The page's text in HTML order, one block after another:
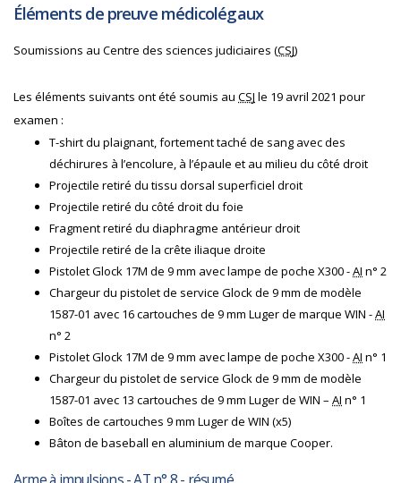
Éléments de preuve médicolégaux
Soumissions au Centre des sciences judiciaires (CSJ)
Les éléments suivants ont été soumis au CSJ le 19 avril 2021 pour
examen :
T-shirt du plaignant, fortement taché de sang avec des
déchirures à l’encolure, à l’épaule et au milieu du côté droit
Projectile retiré du tissu dorsal superficiel droit
Projectile retiré du côté droit du foie
Fragment retiré du diaphragme antérieur droit
Projectile retiré de la crête iliaque droite
Pistolet Glock 17M de 9 mm avec lampe de poche X300 -AI n° 2
Chargeur du pistolet de service Glock de 9 mm de modèle
1587-01 avec 16 cartouches de 9 mm Luger de marque WIN -AI
n° 2
Pistolet Glock 17M de 9 mm avec lampe de poche X300 -AI n° 1
Chargeur du pistolet de service Glock de 9 mm de modèle
1587-01 avec 13 cartouches de 9 mm Luger de WIN – AI n° 1
Boîtes de cartouches 9 mm Luger de WIN (x5)
Bâton de baseball en aluminium de marque Cooper.